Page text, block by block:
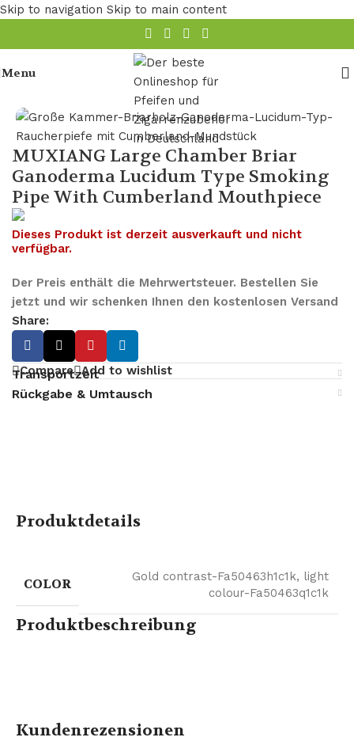
Skip to navigation Skip to main content
Menu
MUXIANG Large Chamber Briar
Ganoderma Lucidum Type Smoking
Pipe With Cumberland Mouthpiece
Dieses Produkt ist derzeit ausverkauft und nicht
verfügbar.
Der Preis enthält die Mehrwertsteuer. Bestellen Sie
jetzt und wir schenken Ihnen den kostenlosen Versand
Share:
Compare Add to wishlist
Transportzeit
Rückgabe & Umtausch
Produktdetails
COLOR Gold contrast-Fa50463h1c1k, light
colour-Fa50463q1c1k
Produktbeschreibung
Kundenrezensionen